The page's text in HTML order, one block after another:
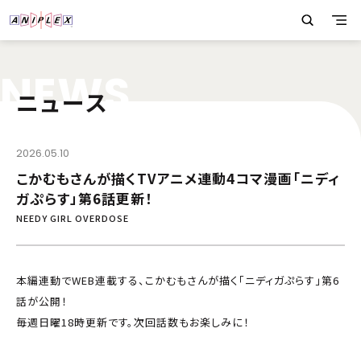
NEWS
ニュース
2026.05.10
こかむもさんが描くTVアニメ連動4コマ漫画「ニディ
ガぷらす」第6話更新！
NEEDY GIRL OVERDOSE
本編連動でWEB連載する、こかむもさんが描く「ニディガぷらす」第6
話が公開！
毎週日曜18時更新です。次回話数もお楽しみに！